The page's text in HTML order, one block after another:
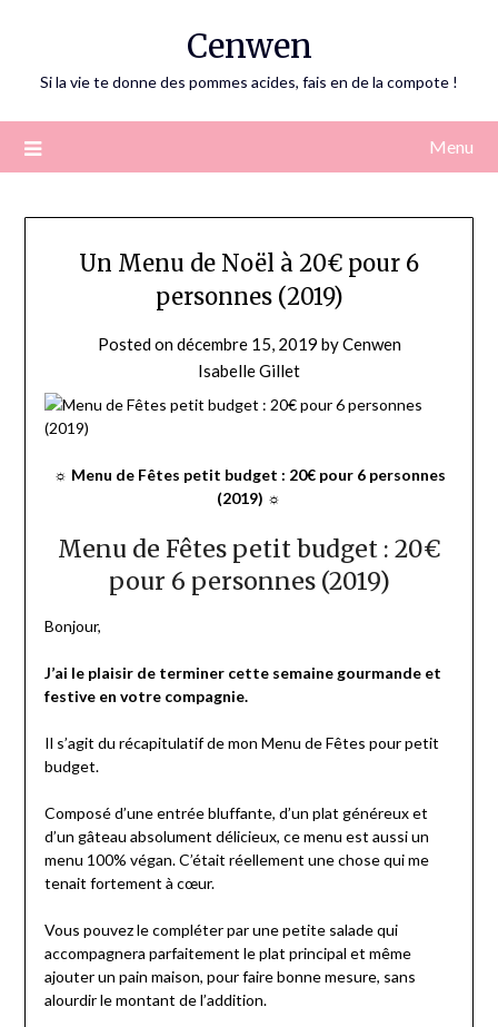
Cenwen
Si la vie te donne des pommes acides, fais en de la compote !
Menu
Un Menu de Noël à 20€ pour 6
personnes (2019)
Posted ondécembre 15, 2019 byCenwen
Isabelle Gillet
☼ Menu de Fêtes petit budget : 20€ pour 6 personnes
(2019) ☼
Menu de Fêtes petit budget : 20€
pour 6 personnes (2019)
Bonjour,
J’ai le plaisir de terminer cette semaine gourmande et
festive en votre compagnie.
Il s’agit du récapitulatif de mon Menu de Fêtes pour petit
budget.
Composé d’une entrée bluffante, d’un plat généreux et
d’un gâteau absolument délicieux, ce menu est aussi un
menu 100% végan. C’était réellement une chose qui me
tenait fortement à cœur.
Vous pouvez le compléter par une petite salade qui
accompagnera parfaitement le plat principal et même
ajouter un pain maison, pour faire bonne mesure, sans
alourdir le montant de l’addition.